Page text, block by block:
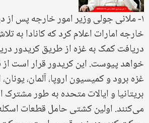
۱- ملانی جولی وزیر امور خارجه پس از
خارجه امارات اعلام کرد که کانادا به
دریافت کمک به غزه از طریق کریدور
خواهد پیوست. این کریدور قرار است
غزه برود و کمیسیون اروپا، آلمان، یونان،
بریتانیا و ایالات متحده به طور
می‌کنند. اولین کشتی حامل قطعات